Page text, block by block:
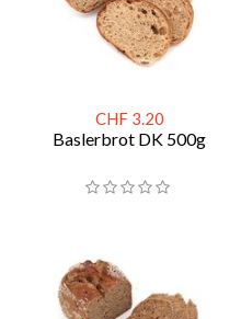
CHF 3.20
Baslerbrot DK 500g